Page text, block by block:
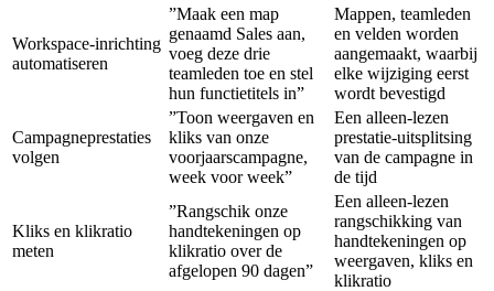
Workspace-inrichting
automatiseren
”Maak een map
genaamd Sales aan,
voeg deze drie
teamleden toe en stel
hun functietitels in”
Mappen, teamleden
en velden worden
aangemaakt, waarbij
elke wijziging eerst
wordt bevestigd
Campagneprestaties
volgen
”Toon weergaven en
kliks van onze
voorjaarscampagne,
week voor week”
Een alleen-lezen
prestatie-uitsplitsing
van de campagne in
de tijd
Kliks en klikratio
meten
”Rangschik onze
handtekeningen op
klikratio over de
afgelopen 90 dagen”
Een alleen-lezen
rangschikking van
handtekeningen op
weergaven, kliks en
klikratio